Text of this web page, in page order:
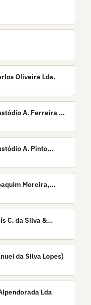
Oliveira Lda.
A. Ferreira &
A. Pinto
Moreira,
C. da Silva &
da Silva Lopes)
Lda